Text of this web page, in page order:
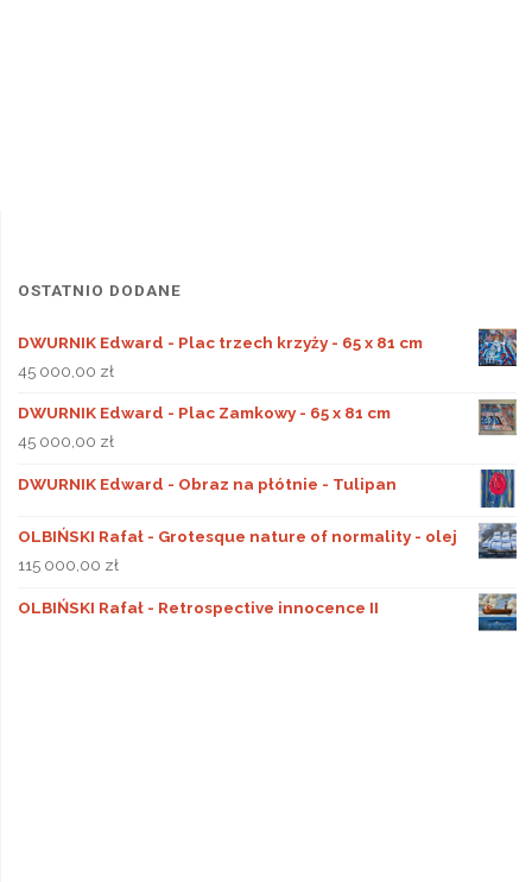
OSTATNIO DODANE
DWURNIK Edward - Plac trzech krzyży - 65 x 81 cm
45 000,00 zł
DWURNIK Edward - Plac Zamkowy - 65 x 81 cm
45 000,00 zł
DWURNIK Edward - Obraz na płótnie - Tulipan
OLBIŃSKI Rafał - Grotesque nature of normality - olej
115 000,00 zł
OLBIŃSKI Rafał - Retrospective innocence II